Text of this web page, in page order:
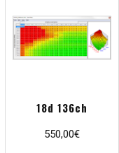
18d 136ch
550,00€